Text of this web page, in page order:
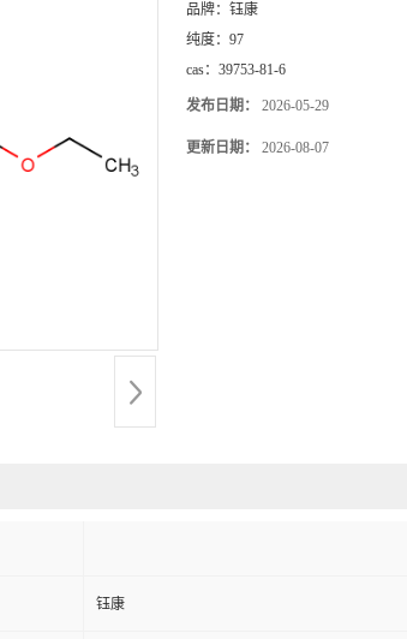
品牌： 钰康
纯度： 97
cas： 39753-81-6
发布日期： 2026-05-29
更新日期： 2026-08-07
钰康